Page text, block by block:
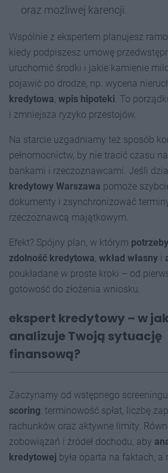
oraz możliwej karencji.
Wspólnie z ekspertem planujesz
kiedy podpiszesz umowę
uruchomić środki i jakie kamienie
pojawić po drodze, np. wycena
kredytowa wpis hipoteki . To
i zmniejsza ryzyko przestojów.
Na starcie uzgadniamy też sposób
pełnomocnictw, by nie tracić czasu
bankami i rzeczoznawcami. Jeśli
kredytowy Warszawa pomoże
dokumenty i zsynchronizować
rzeczoznawcą majątkowym.
Efekt? Spójny plan, w którym
zdolność kredytowa wkład własny i
poukładane w proste kroki – od
gotowość do złożenia wniosku.
ekspert kredytowy – w
analizuje Twoją sytuację
finansową?
Zaczynamy od wstępnego
scoring: terminowość spłat, liczbę
rachunków oraz aktywne limity.
zobowiązań i źródeł dochodu, aby
kredytowej była oparta na faktach, a